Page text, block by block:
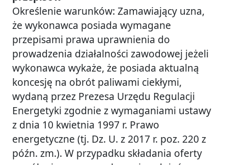
Określenie warunków: Zamawiający uzna,
że wykonawca posiada wymagane
przepisami prawa uprawnienia do
prowadzenia działalności zawodowej jeżeli
wykonawca wykaże, że posiada aktualną
koncesję na obrót paliwami ciekłymi,
wydaną przez Prezesa Urzędu Regulacji
Energetyki zgodnie z wymaganiami ustawy
z dnia 10 kwietnia 1997 r. Prawo
energetyczne (tj. Dz. U. z 2017 r. poz. 220 z
późn. zm.). W przypadku składania oferty